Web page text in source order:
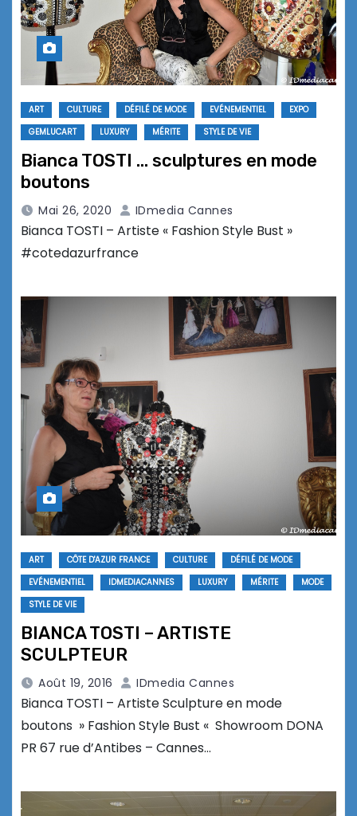
ART CULTURE DÉFILÉ DE MODE EVÉNEMENTIEL
EXPO
GEMLUCART
LUXURY MÉRITE STYLE DE VIE
Bianca TOSTI … sculptures en mode
boutons
Mai 26, 2020 IDmedia Cannes
Bianca TOSTI – Artiste « Fashion Style Bust »
#cotedazurfrance
ART CÔTE D'AZUR FRANCE CULTURE
DÉFILÉ DE MODE
EVÉNEMENTIEL
IDMEDIACANNES LUXURY MÉRITE
MODE
STYLE DE VIE
BIANCA TOSTI – ARTISTE
SCULPTEUR
Août 19, 2016 IDmedia Cannes
Bianca TOSTI – Artiste Sculpture en mode
boutons » Fashion Style Bust « Showroom DONA
PR 67 rue d’Antibes – Cannes…